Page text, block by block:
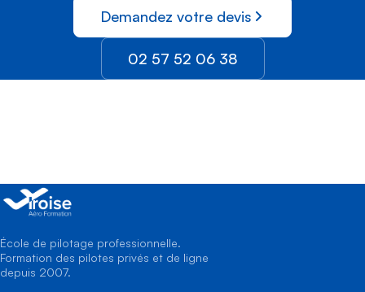
Demandez votre devis
02 57 52 06 38
École de pilotage professionnelle.
Formation des pilotes privés et de ligne
depuis 2007.